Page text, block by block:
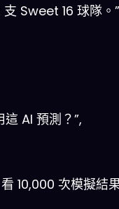
Sweet 16 球隊。”
AI 預測？”,
10,000 次模擬結